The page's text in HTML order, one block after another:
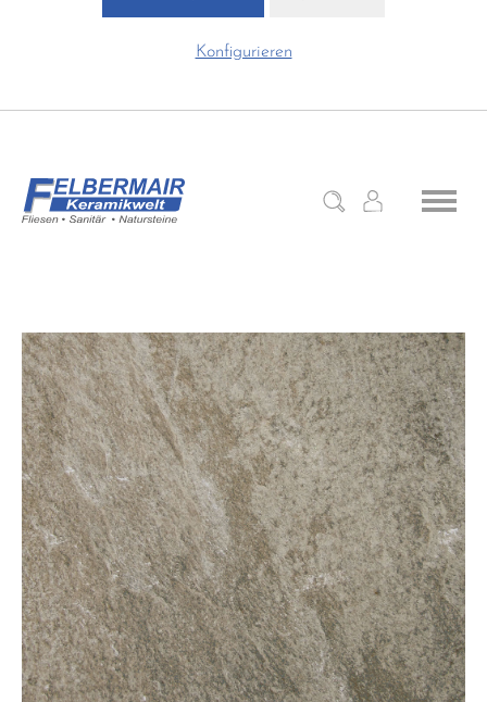
Konfigurieren